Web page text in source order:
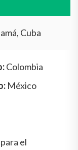
Cuba
Colombia
México
el